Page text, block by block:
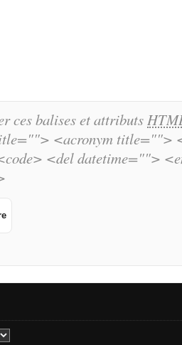
ces balises et attributs
<acronym title="">
<del datetime="">